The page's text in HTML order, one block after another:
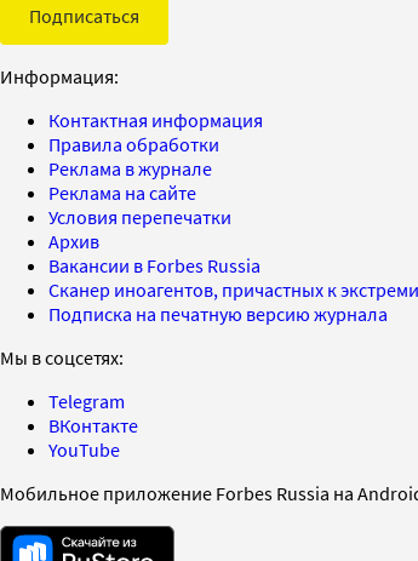
Подписаться
Информация:
Контактная информация
Правила обработки
Реклама в журнале
Реклама на сайте
Условия перепечатки
Архив
Вакансии в Forbes Russia
Сканер иноагентов, причастных к
Подписка на печатную версию журнала
Мы в соцсетях:
Telegram
ВКонтакте
YouTube
Мобильное приложение Forbes Russia на